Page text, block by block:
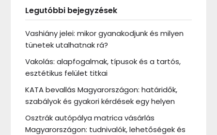
Legutóbbi bejegyzések
Vashiány jelei: mikor gyanakodjunk és milyen
tünetek utalhatnak rá?
Vakolás: alapfogalmak, típusok és a tartós,
esztétikus felület titkai
KATA bevallás Magyarországon: határidők,
szabályok és gyakori kérdések egy helyen
Osztrák autópálya matrica vásárlás
Magyarországon: tudnivalók, lehetőségek és